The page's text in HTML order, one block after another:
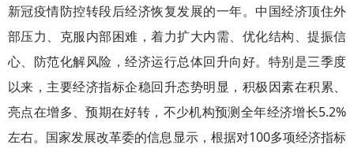
新冠疫情防控转段后经济恢复发展的一年。中国经济顶住外
部压力、克服内部困难，着力扩大内需、优化结构、提振信
心、防范化解风险，经济运行总体回升向好。特别是三季度
以来，主要经济指标企稳回升态势明显，积极因素在积累、
亮点在增多、预期在好转，不少机构预测全年经济增长5.2%
左右。国家发展改革委的信息显示，根据对100多项经济指标